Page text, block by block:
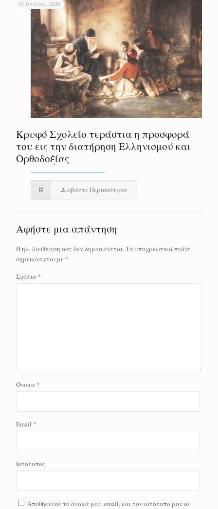
31 Ιουλίου, 2026
Κρυφό Σχολείο τεράστια η προσφορά
του εις την διατήρηση Ελληνισμού και
Ορθοδοξίας
Διαβάστε Περισσότερα
Αφήστε μια απάντηση
Η ηλ. διεύθυνση σας δεν δημοσιεύεται.Τα υποχρεωτικά πεδία
σημειώνονται με *
Σχόλιο *
Όνομα *
Email *
Ιστότοπος
Αποθήκευσε το όνομά μου, email, και τον ιστότοπο μου σε